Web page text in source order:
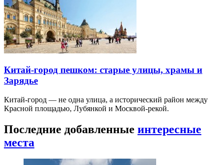
Китай-город пешком: старые улицы, храмы и
Зарядье
Китай-город — не одна улица, а исторический район между
Красной площадью, Лубянкой и Москвой-рекой.
Последние добавленные интересные
места